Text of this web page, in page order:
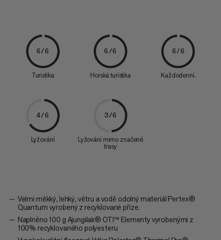
6/6
Turistika
6/6
Horská turistika
6/6
Každodenní.
4/6
Lyžování
3/6
Lyžování mimo značené
trasy
Velmi měkký, lehký, větru a vodě odolný materiál Pertex®
Quantum vyrobený z recyklované příze.
Naplněno 100 g Ajungilak® OTI™ Elementy vyrobenými z
100% recyklovaného polyesteru